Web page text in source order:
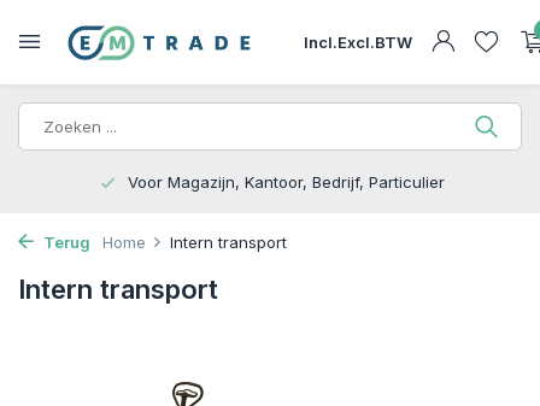
Incl.Excl.BTW
Voor Magazijn, Kantoor, Bedrijf, Particulier
Terug Home Intern transport
Intern transport